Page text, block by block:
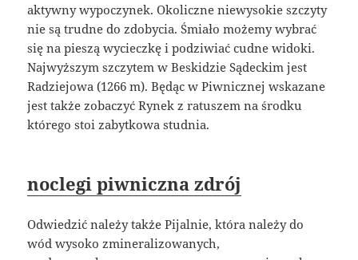
aktywny wypoczynek. Okoliczne niewysokie szczyty
nie są trudne do zdobycia. Śmiało możemy wybrać
się na pieszą wycieczkę i podziwiać cudne widoki.
Najwyższym szczytem w Beskidzie Sądeckim jest
Radziejowa (1266 m). Będąc w Piwnicznej wskazane
jest także zobaczyć Rynek z ratuszem na środku
którego stoi zabytkowa studnia.
noclegi piwniczna zdrój
Odwiedzić należy także Pijalnie, która należy do
wód wysoko zmineralizowanych,